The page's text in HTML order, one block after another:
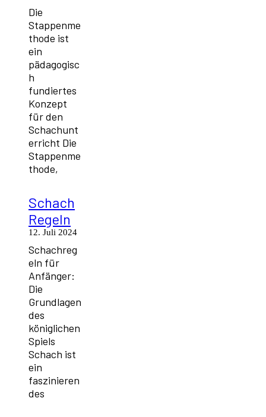
Die
Stappenme
thode ist
ein
pädagogisc
h
fundiertes
Konzept
für den
Schachunt
erricht Die
Stappenme
thode,
Schach
Regeln
12. Juli 2024
Schachreg
eln für
Anfänger:
Die
Grundlagen
des
königlichen
Spiels
Schach ist
ein
faszinieren
des